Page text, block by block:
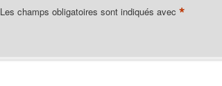
Les champs obligatoires sont indiqués avec *